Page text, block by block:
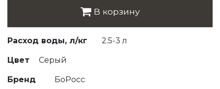
В корзину
Расход воды, л/кг 2.5-3 л
Цвет Серый
Бренд БоРосс